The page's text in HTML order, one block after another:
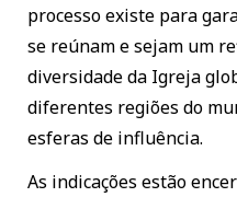
processo existe para
se reúnam e sejam um
diversidade da Igreja
diferentes regiões do
esferas de influência.
As indicações estão